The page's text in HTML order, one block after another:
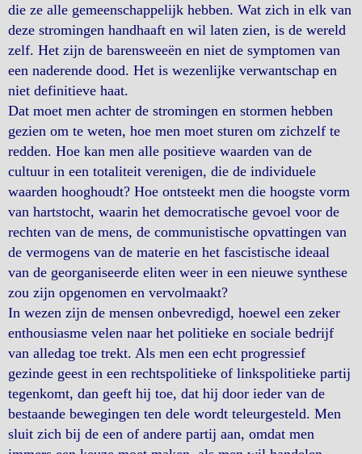
die ze alle gemeenschappelijk hebben. Wat zich in elk van
deze stromingen handhaaft en wil laten zien, is de wereld
zelf. Het zijn de barensweeën en niet de symptomen van
een naderende dood. Het is wezenlijke verwantschap en
niet definitieve haat.
Dat moet men achter de stromingen en stormen hebben
gezien om te weten, hoe men moet sturen om zichzelf te
redden. Hoe kan men alle positieve waarden van de
cultuur in een totaliteit verenigen, die de individuele
waarden hooghoudt? Hoe ontsteekt men die hoogste vorm
van hartstocht, waarin het democratische gevoel voor de
rechten van de mens, de communistische opvattingen van
de vermogens van de materie en het fascistische ideaal
van de georganiseerde eliten weer in een nieuwe synthese
zou zijn opgenomen en vervolmaakt?
In wezen zijn de mensen onbevredigd, hoewel een zeker
enthousiasme velen naar het politieke en sociale bedrijf
van alledag toe trekt. Als men een echt progressief
gezinde geest in een rechtspolitieke of linkspolitieke partij
tegenkomt, dan geeft hij toe, dat hij door ieder van de
bestaande bewegingen ten dele wordt teleurgesteld. Men
sluit zich bij de een of andere partij aan, omdat men